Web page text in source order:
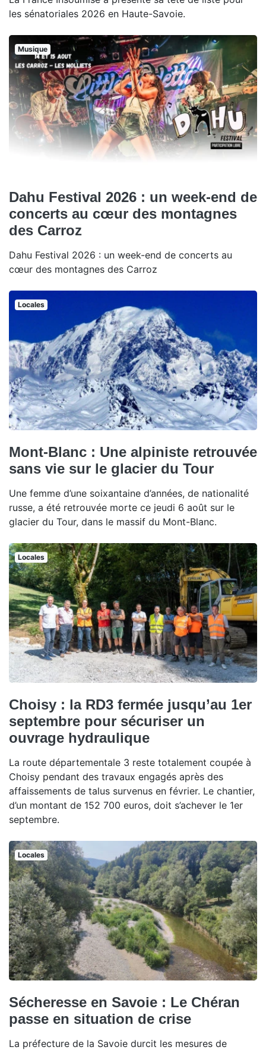
les sénatoriales 2026 en Haute-Savoie.
Musique
Dahu Festival 2026 : un week-end de
concerts au cœur des montagnes
des Carroz
Dahu Festival 2026 : un week-end de concerts au
cœur des montagnes des Carroz
Locales
Mont-Blanc : Une alpiniste retrouvée
sans vie sur le glacier du Tour
Une femme d’une soixantaine d’années, de nationalité
russe, a été retrouvée morte ce jeudi 6 août sur le
glacier du Tour, dans le massif du Mont-Blanc.
Locales
Choisy : la RD3 fermée jusqu’au 1er
septembre pour sécuriser un
ouvrage hydraulique
La route départementale 3 reste totalement coupée à
Choisy pendant des travaux engagés après des
affaissements de talus survenus en février. Le chantier,
d’un montant de 152 700 euros, doit s’achever le 1er
septembre.
Locales
Sécheresse en Savoie : Le Chéran
passe en situation de crise
La préfecture de la Savoie durcit les mesures de